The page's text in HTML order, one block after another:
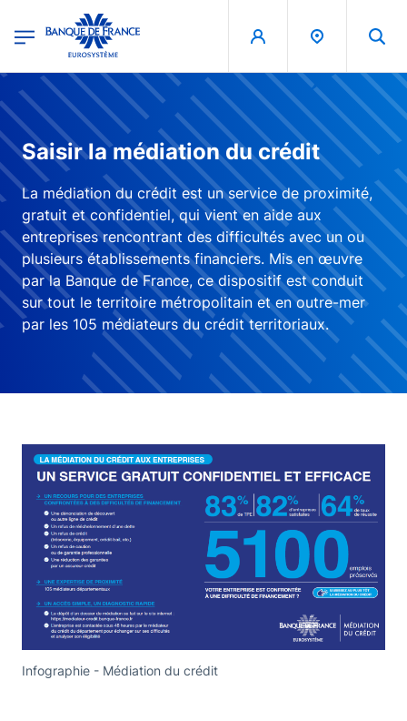
Banque de France - Menu Principal
Saisir la médiation du crédit
La médiation du crédit est un service de proximité,
gratuit et confidentiel, qui vient en aide aux
entreprises rencontrant des difficultés avec un ou
plusieurs établissements financiers. Mis en œuvre
par la Banque de France, ce dispositif est conduit
sur tout le territoire métropolitain et en outre-mer
par les 105 médiateurs du crédit territoriaux.
Infographie - Médiation du crédit